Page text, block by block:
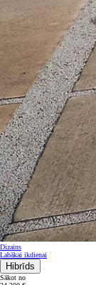
Dizains
Labākai ikdienai
Hibrīds
Sākot no